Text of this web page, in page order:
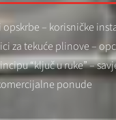
– korisničke
za tekuće plinove –
“ključ u ruke” –
ponude